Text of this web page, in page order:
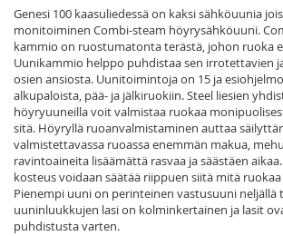
Genesi 100 kaasuliedessä on kaksi sähköuunia
monitoiminen Combi-steam höyrysähköuuni.
kammio on ruostumatonta terästä, johon ruoka
Uunikammio helppo puhdistaa sen irrotettavien
osien ansiosta. Uunitoimintoja on 15 ja
alkupaloista, pää- ja jälkiruokiin. Steel liesien
höyryuuneilla voit valmistaa ruokaa
sitä. Höyryllä ruoanvalmistaminen auttaa
valmistettavassa ruoassa enemmän makua,
ravintoaineita lisäämättä rasvaa ja säästäen
kosteus voidaan säätää riippuen siitä mitä
Pienempi uuni on perinteinen vastusuuni neljällä
uuninluukkujen lasi on kolminkertainen ja lasit
puhdistusta varten.